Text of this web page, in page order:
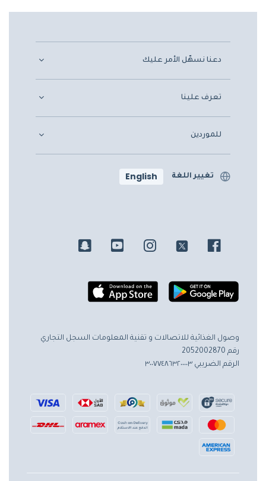
دعنا نسهّل الأمر عليك
تعرف علينا
للموردين
تغيير اللغة English
وصول الغذائية للاتصالات و تقنية المعلومات السجل التجاري
رقم 2052002870
الرقم الضريبي ٣٠٠٧٧٤٨٦٣٢٠٠٠٠٣